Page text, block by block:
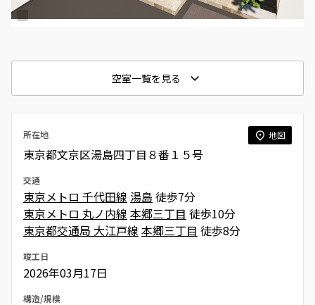
空室一覧を見る
所在地 地図
東京都文京区湯島四丁目８番１５号
交通
東京メトロ 千代田線 湯島徒歩7分
東京メトロ 丸ノ内線 本郷三丁目 徒歩10分
東京都交通局 大江戸線 本郷三丁目 徒歩8分
竣工日
2026年03月17日
構造/規模